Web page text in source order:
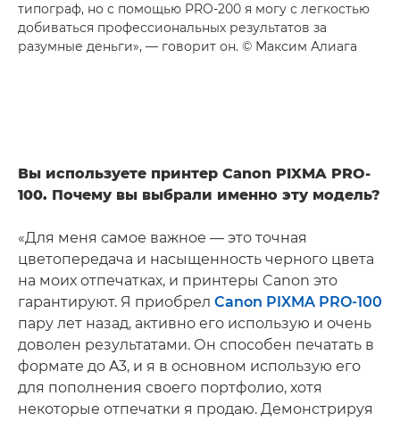
типограф, но с помощью PRO-200 я могу с легкостью
добиваться профессиональных результатов за
разумные деньги», — говорит он. © Максим Алиага
Вы используете принтер Canon PIXMA PRO-
100. Почему вы выбрали именно эту модель?
«Для меня самое важное — это точная
цветопередача и насыщенность черного цвета
на моих отпечатках, и принтеры Canon это
гарантируют. Я приобрел Canon PIXMA PRO-100
пару лет назад, активно его использую и очень
доволен результатами. Он способен печатать в
формате до A3, и я в основном использую его
для пополнения своего портфолио, хотя
некоторые отпечатки я продаю. Демонстрируя